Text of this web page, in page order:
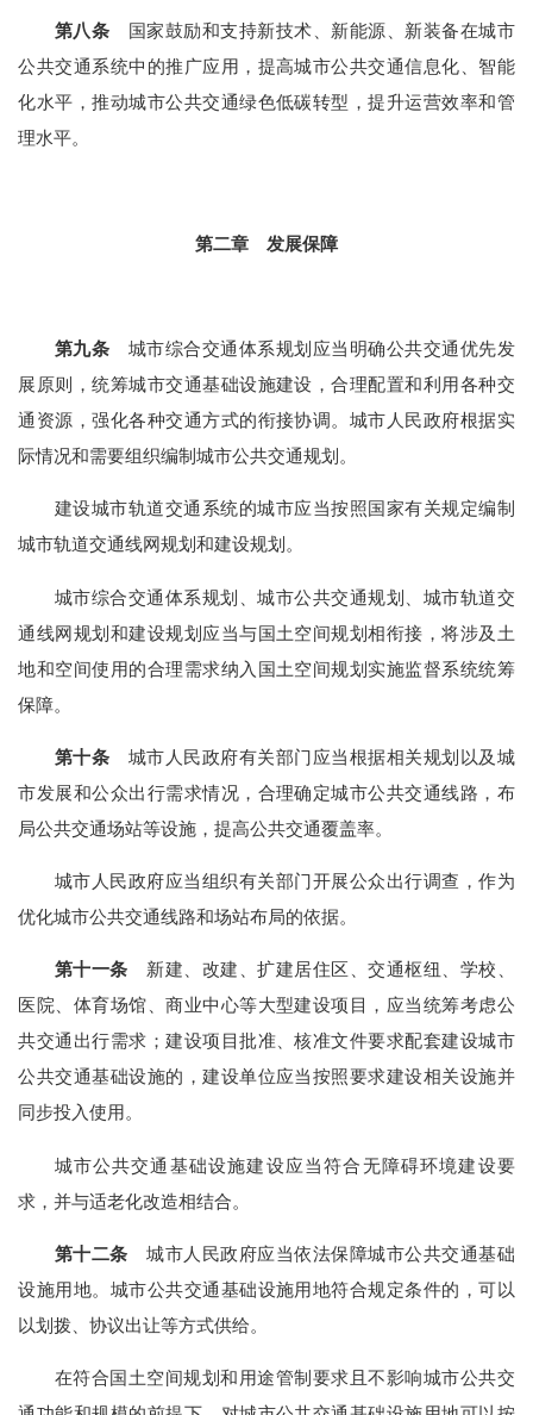
第八条 国家鼓励和支持新技术、新能源、新装备在城市
公共交通系统中的推广应用，提高城市公共交通信息化、智能
化水平，推动城市公共交通绿色低碳转型，提升运营效率和管
理水平。
第二章 发展保障
第九条 城市综合交通体系规划应当明确公共交通优先发
展原则，统筹城市交通基础设施建设，合理配置和利用各种交
通资源，强化各种交通方式的衔接协调。城市人民政府根据实
际情况和需要组织编制城市公共交通规划。
建设城市轨道交通系统的城市应当按照国家有关规定编制
城市轨道交通线网规划和建设规划。
城市综合交通体系规划、城市公共交通规划、城市轨道交
通线网规划和建设规划应当与国土空间规划相衔接，将涉及土
地和空间使用的合理需求纳入国土空间规划实施监督系统统筹
保障。
第十条 城市人民政府有关部门应当根据相关规划以及城
市发展和公众出行需求情况，合理确定城市公共交通线路，布
局公共交通场站等设施，提高公共交通覆盖率。
城市人民政府应当组织有关部门开展公众出行调查，作为
优化城市公共交通线路和场站布局的依据。
第十一条 新建、改建、扩建居住区、交通枢纽、学校、
医院、体育场馆、商业中心等大型建设项目，应当统筹考虑公
共交通出行需求；建设项目批准、核准文件要求配套建设城市
公共交通基础设施的，建设单位应当按照要求建设相关设施并
同步投入使用。
城市公共交通基础设施建设应当符合无障碍环境建设要
求，并与适老化改造相结合。
第十二条 城市人民政府应当依法保障城市公共交通基础
设施用地。城市公共交通基础设施用地符合规定条件的，可以
以划拨、协议出让等方式供给。
在符合国土空间规划和用途管制要求且不影响城市公共交